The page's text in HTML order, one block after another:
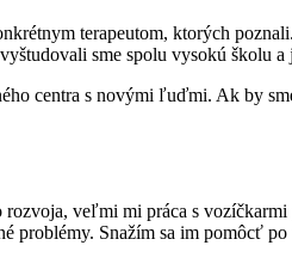
terapeutom, ktorých
sme spolu vysokú školu
centra s novými ľuďmi. Ak by
veľmi mi práca s
Snažím sa im pomôcť